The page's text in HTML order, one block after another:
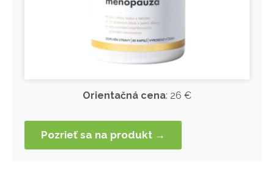
Orientačná cena: 26 €
Pozrieť sa na produkt →